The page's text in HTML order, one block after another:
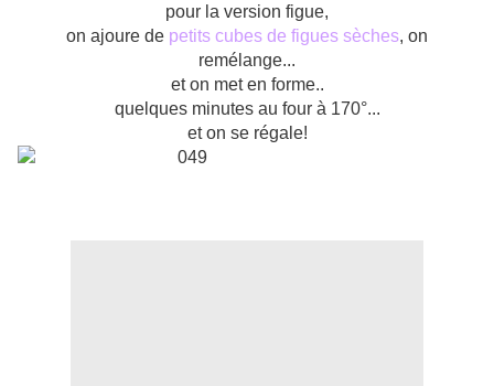
pour la version figue,
on ajoure de petits cubes de figues sèches, on
remélange...
et on met en forme..
quelques minutes au four à 170°...
et on se régale!